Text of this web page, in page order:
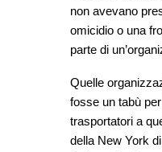
non avevano
omicidio o una
parte di
Quelle
fosse un tabù
trasportatori a
della New York